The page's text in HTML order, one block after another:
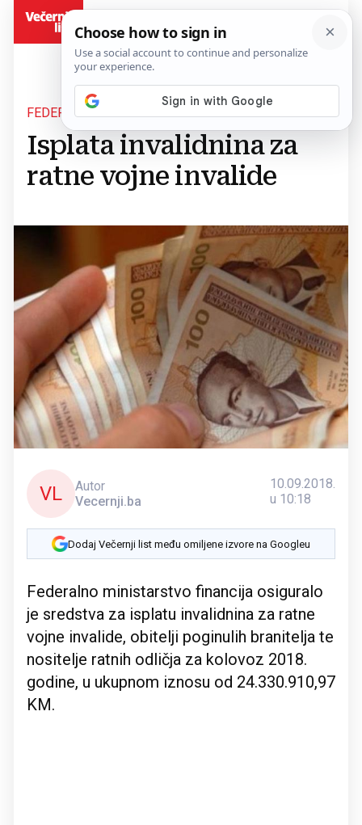
FEDERACIJA BIH
Isplata invalidnina za
ratne vojne invalide
VL
Autor
Vecernji.ba
10.09.2018.
u 10:18
Dodaj Večernji list među omiljene izvore na Googleu
Federalno ministarstvo financija osiguralo
je sredstva za isplatu invalidnina za ratne
vojne invalide, obitelji poginulih branitelja te
nositelje ratnih odličja za kolovoz 2018.
godine, u ukupnom iznosu od 24.330.910,97
KM.